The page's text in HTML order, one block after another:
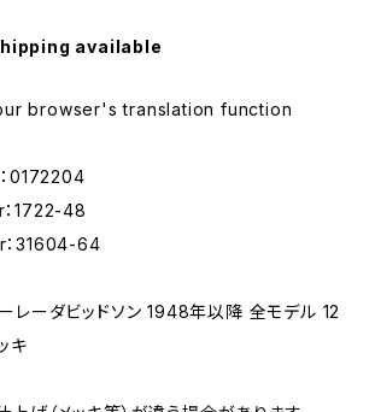
available
browser's translation function
0172204
1722-48
31604-64
レーダビッドソン 1948年以降 全モデル 12
キ